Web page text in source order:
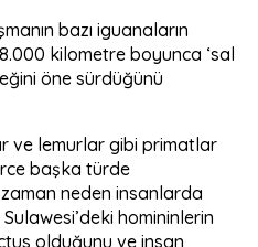
bazı iguanaların
kilometre boyunca ‘sal
öne sürdüğünü
ve lemurlar gibi primatlar
başka türde
neden insanlarda
homininlerin
olduğunu ve insan